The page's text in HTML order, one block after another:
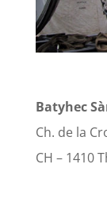
Batyhec
Ch. de la
CH – 1410